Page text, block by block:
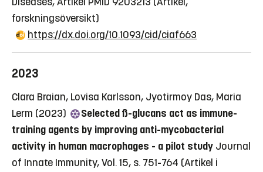
forskningsöversikt)
https://dx.doi.org/10.1093/cid/ciaf663
2023
Clara Braian, Lovisa Karlsson, Jyotirmoy Das, Maria
Lerm (2023)
Selected ß-glucans act as immune-
training agents by improving anti-mycobacterial
activity in human macrophages - a pilot study Journal
of Innate Immunity, Vol. 15, s. 751-764 (Artikel i